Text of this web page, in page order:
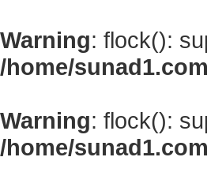
Warning: flock():
/home/
Warning: flock():
/home/